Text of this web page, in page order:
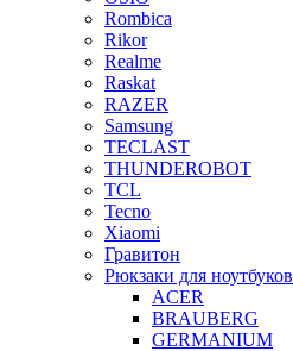
Rombica
Rikor
Realme
Raskat
RAZER
Samsung
TECLAST
THUNDEROBOT
TCL
Tecno
Xiaomi
Гравитон
Рюкзаки для ноутбуков
ACER
BRAUBERG
GERMANIUM